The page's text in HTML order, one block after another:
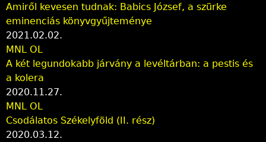
Amiről kevesen tudnak: Babics József, a szürke
eminenciás könyvgyűjteménye
2021.02.02.
MNL OL
A két legundokabb járvány a levéltárban: a pestis és
a kolera
2020.11.27.
MNL OL
Csodálatos Székelyföld (II. rész)
2020.03.12.